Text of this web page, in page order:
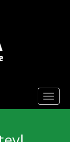
Toggle